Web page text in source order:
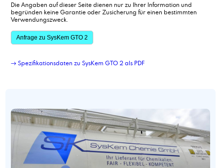
Die Angaben auf dieser Seite dienen nur zu Ihrer Information und
begründen keine Garantie oder Zusicherung für einen bestimmten
Verwendungszweck.
Anfrage zu SysKem GTO 2
→ Spezifikationsdaten zu SysKem GTO 2 als PDF